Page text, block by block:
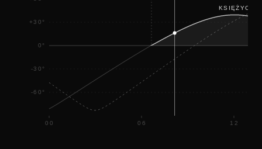
+30°
0°
-30°
-60°
00 06 12
KSIĘŻYC